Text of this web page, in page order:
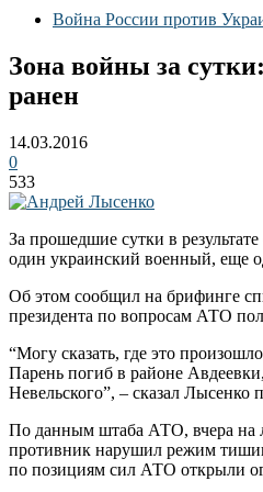
Война России против
Зона войны за
ранен
14.03.2016
0
533
За прошедшие сутки в
один украинский военный, еще
Об этом сообщил на брифинге
президента по вопросам АТО
“Могу сказать, где это
Парень погиб в районе
Невельского”, – сказал Лысенко
По данным штаба АТО, вчера на
противник нарушил режим
по позициям сил АТО открыли